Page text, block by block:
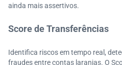
ainda mais assertivos.
Score de Transferências
Identifica riscos em tempo real,
fraudes entre contas laranjas. O